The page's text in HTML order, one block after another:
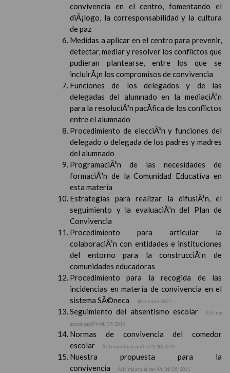
convivencia en el centro, fomentando el
diÃ¡logo, la corresponsabilidad y la cultura
de paz
Medidas a aplicar en el centro para prevenir,
detectar, mediar y resolver los conflictos que
pudieran plantearse, entre los que se
incluirÃ¡n los compromisos de convivencia
Funciones de los delegados y de las
delegadas del alumnado en la mediaciÃ³n
para la resoluciÃ³n pacÃ­fica de los conflictos
entre el alumnado
Procedimiento de elecciÃ³n y funciones del
delegado o delegada de los padres y madres
del alumnado
ProgramaciÃ³n de las necesidades de
formaciÃ³n de la Comunidad Educativa en
esta materia
Estrategias para realizar la difusiÃ³n, el
seguimiento y la evaluaciÃ³n del Plan de
Convivencia
Procedimiento para articular la
colaboraciÃ³n con entidades e instituciones
del entorno para la construcciÃ³n de
comunidades educadoras
Procedimiento para la recogida de las
incidencias en materia de convivencia en el
sistema SÃ©neca
18 octubre 2021
Seguimiento del absentismo escolar
Ãšltima
actualizaciÃ³n 04/ 09/ 2019
Normas de convivencia del comedor
escolar
Ãšltima actualizaciÃ³n 21/ 10/ 2019
Nuestra propuesta para la
convivencia
Ãšltima actualizaciÃ³n 24/ 05/ 2021